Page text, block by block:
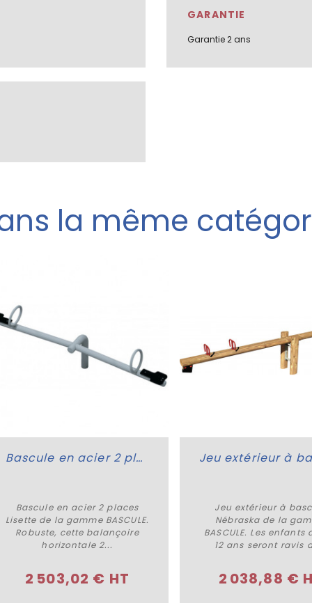
GARANTIE
Garantie 2 ans
la même
Plus de détails
Bascule en acier 2 places Lisette
Bascule en acier 2 places
Lisette de la gamme BASCULE.
Robuste, cette balançoire
horizontale 2...
2 503,02 € HT
Acheter
Jeu extérieur à
Nébraska de la
BASCULE. Les enfants
12 ans seront ravis
2 038,88 €